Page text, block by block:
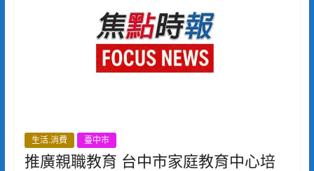
生活.消費 臺中市
推廣親職教育 台中市家庭教育中心培